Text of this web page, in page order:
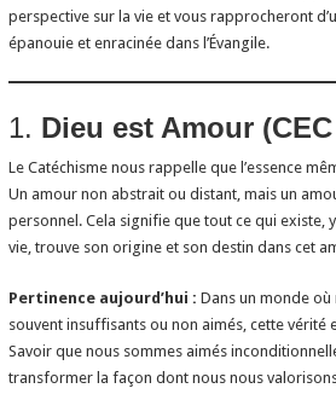
perspective sur la vie et vous rapprocheront
épanouie et enracinée dans l’Évangile.
1. Dieu est Amour (CEC
Le Catéchisme nous rappelle que l’essence
Un amour non abstrait ou distant, mais un
personnel. Cela signifie que tout ce qui existe,
vie, trouve son origine et son destin dans cet
Pertinence aujourd’hui : Dans un monde
souvent insuffisants ou non aimés, cette vérité
Savoir que nous sommes aimés
transformer la façon dont nous nous